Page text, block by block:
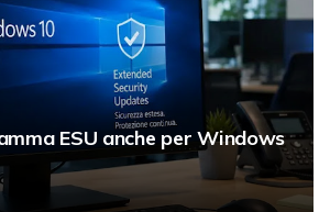
ESU anche per Windows